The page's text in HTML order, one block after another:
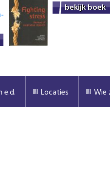
bekijk boek
e.d. Locaties Wie